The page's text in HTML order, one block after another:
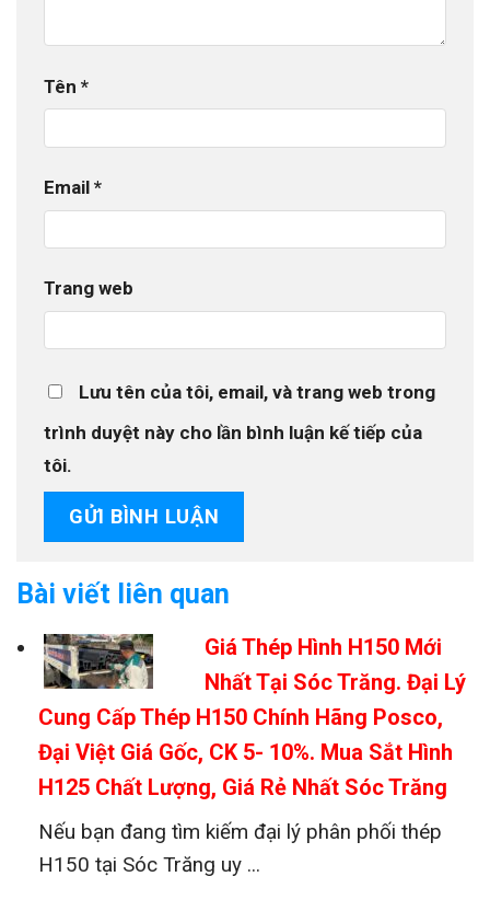
Tên *
Email *
Trang web
Lưu tên của tôi, email, và trang web trong
trình duyệt này cho lần bình luận kế tiếp của
tôi.
Bài viết liên quan
Giá Thép Hình H150 Mới
Nhất Tại Sóc Trăng. Đại Lý
Cung Cấp Thép H150 Chính Hãng Posco,
Đại Việt Giá Gốc, CK 5- 10%. Mua Sắt Hình
H125 Chất Lượng, Giá Rẻ Nhất Sóc Trăng
Nếu bạn đang tìm kiếm đại lý phân phối thép
H150 tại Sóc Trăng uy ...